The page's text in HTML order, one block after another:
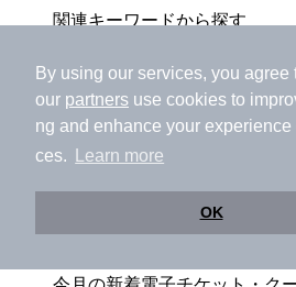
By using our services, you agree
our partners use cookies to
ng and enhance your experience
ces.
Learn more
OK
関連キーワードから探す
おトクに利用する
電子チケットが利用できる施
クーポンが利用できる施設一覧
おすすめ電子チケット・クー